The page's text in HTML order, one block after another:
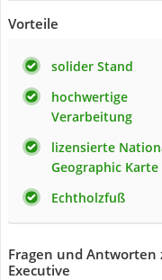
Vorteile
solider Stand
hochwertige
Verarbeitung
lizensierte
Geographic Karte
Echtholzfuß
Fragen und Antworten
Executive